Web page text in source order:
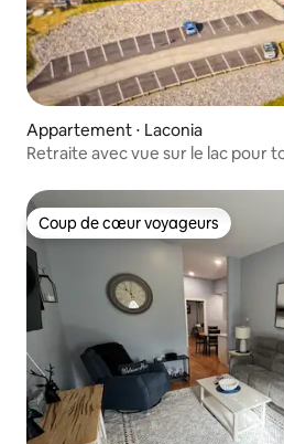
Appartement ⋅ Laconia
Retraite avec vue sur le lac pour
Coup de cœur voyageurs
Coup de cœur voyageurs